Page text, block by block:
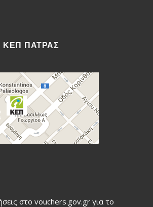
ΚΕΠ ΠΑΤΡΑΣ
στο vouchers.gov.gr για το